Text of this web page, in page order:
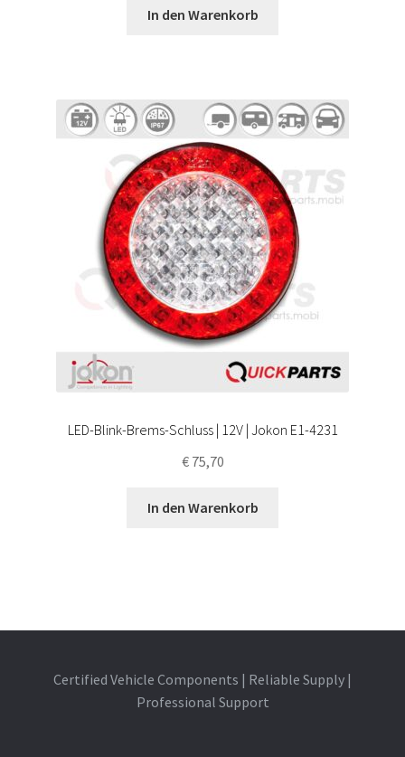
In den Warenkorb
LED-Blink-Brems-Schluss | 12V | Jokon E1-4231
€75,70
In den Warenkorb
Certified Vehicle Components | Reliable Supply |
Professional Support